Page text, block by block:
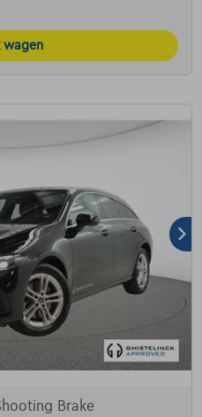
wagen
Brake